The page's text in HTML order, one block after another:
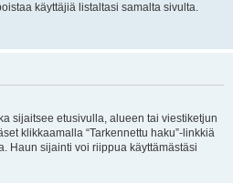
käyttäjiä listaltasi samalta sivulta.
sijaitsee etusivulla, alueen tai viestiketjun
klikkaamalla “Tarkennettu haku”-linkkiä
Haun sijainti voi riippua käyttämästäsi